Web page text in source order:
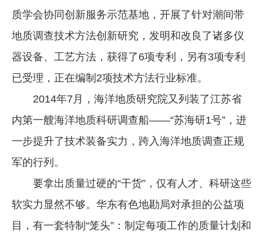
质学会协同创新服务示范基地，开展了针对潮间带
地质调查技术方法创新研究，发明和改良了诸多仪
器设备、工艺方法，获得了6项专利，另有3项专利
已受理，正在编制2项技术方法行业标准。
2014年7月，海洋地质研究院又列装了江苏省
内第一艘海洋地质科研调查船——“苏海研1号”，进
一步提升了技术装备实力，跨入海洋地质调查正规
军的行列。
要拿出质量过硬的“干货”，仅有人才、科研这些
软实力显然不够。华东有色地勘局对承担的公益项
目，有一套特制“笼头”：制定每项工作的质量计划和